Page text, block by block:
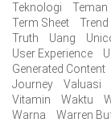
Teknologi
Teman
Term Sheet
Trend
Truth
Uang
User Experience
Generated Content
Journey
Valuasi
Vitamin
Waktu
Warna
Warren